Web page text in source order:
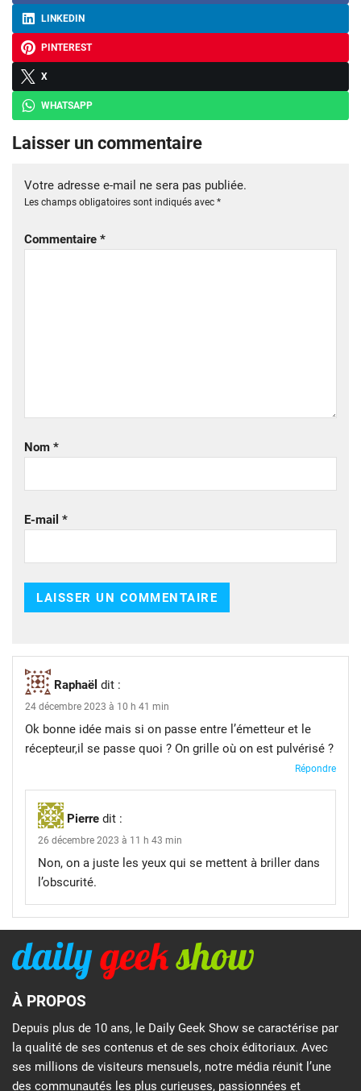
LINKEDIN
PINTEREST
X
WHATSAPP
Laisser un commentaire
Votre adresse e-mail ne sera pas publiée.
Les champs obligatoires sont indiqués avec *
Commentaire *
Nom *
E-mail *
Raphaël dit :
24 décembre 2023 à 10 h 41 min
Ok bonne idée mais si on passe entre l’émetteur et le
récepteur,il se passe quoi ? On grille où on est pulvérisé ?
Répondre
Pierre dit :
26 décembre 2023 à 11 h 43 min
Non, on a juste les yeux qui se mettent à briller dans
l’obscurité.
À PROPOS
Depuis plus de 10 ans, le Daily Geek Show se caractérise par
la qualité de ses contenus et de ses choix éditoriaux. Avec
ses millions de visiteurs mensuels, notre média réunit l’une
des communautés les plus curieuses, passionnées et